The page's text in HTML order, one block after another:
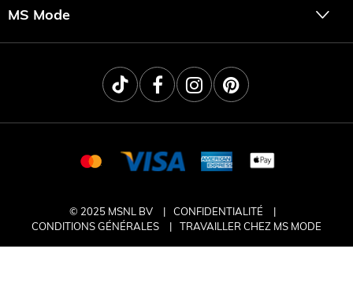
MS Mode
© 2025 MSNL BV
CONFIDENTIALITÉ
CONDITIONS GÉNÉRALES
TRAVAILLER CHEZ MS MODE